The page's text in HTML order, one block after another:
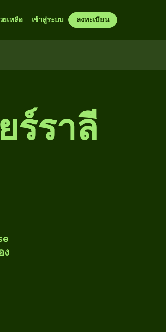
เหลือ เข้าสู่ระบบ ลงทะเบียน
ร์ราลี
ง